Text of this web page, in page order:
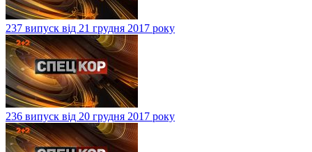
237 випуск від 21 грудня 2017 року
236 випуск від 20 грудня 2017 року